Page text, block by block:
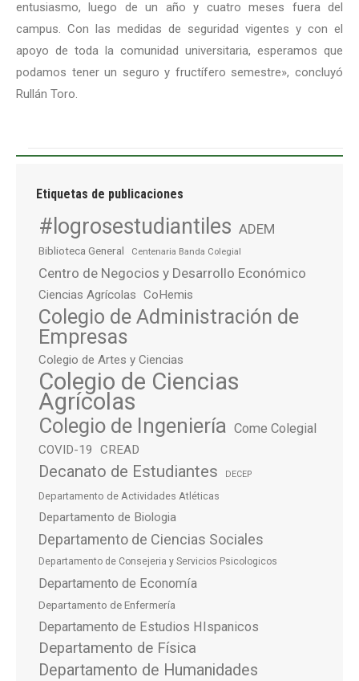
entusiasmo, luego de un año y cuatro meses fuera del
campus. Con las medidas de seguridad vigentes y con el
apoyo de toda la comunidad universitaria, esperamos que
podamos tener un seguro y fructífero semestre», concluyó
Rullán Toro.
Etiquetas de publicaciones
#logrosestudiantiles ADEM
Biblioteca General Centenaria Banda Colegial
Centro de Negocios y Desarrollo Económico
Ciencias Agrícolas CoHemis
Colegio de Administración de
Empresas
Colegio de Artes y Ciencias
Colegio de Ciencias
Agrícolas
Colegio de Ingeniería Come Colegial
COVID-19 CREAD
Decanato de Estudiantes DECEP
Departamento de Actividades Atléticas
Departamento de Biologia
Departamento de Ciencias Sociales
Departamento de Consejeria y Servicios Psicologicos
Departamento de Economía
Departamento de Enfermería
Departamento de Estudios HIspanicos
Departamento de Física
Departamento de Humanidades